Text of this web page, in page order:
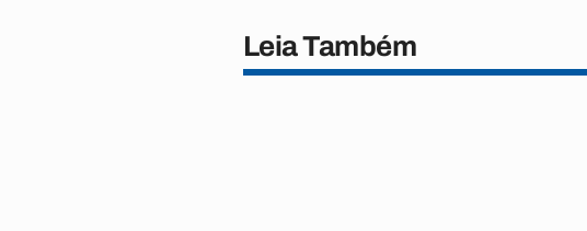
Leia Também